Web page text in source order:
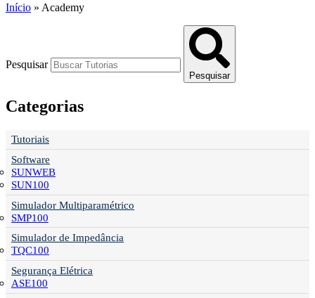
Início » Academy
Pesquisar
Pesquisar
Categorias
Tutoriais
Software
SUNWEB
SUN100
Simulador Multiparamétrico
SMP100
Simulador de Impedância
TQC100
Segurança Elétrica
ASE100